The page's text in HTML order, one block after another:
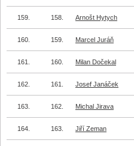
159. 158. Arnošt Hytych
160. 159. Marcel Juráň
161. 160. Milan Dočekal
162. 161. Josef Janáček
163. 162. Michal Jirava
164. 163. Jiří Zeman